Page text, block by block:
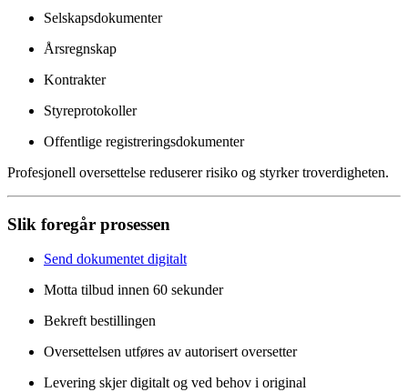
Selskapsdokumenter
Årsregnskap
Kontrakter
Styreprotokoller
Offentlige registreringsdokumenter
Profesjonell oversettelse reduserer risiko og styrker troverdigheten.
Slik foregår prosessen
Send dokumentet digitalt
Motta tilbud innen 60 sekunder
Bekreft bestillingen
Oversettelsen utføres av autorisert oversetter
Levering skjer digitalt og ved behov i original